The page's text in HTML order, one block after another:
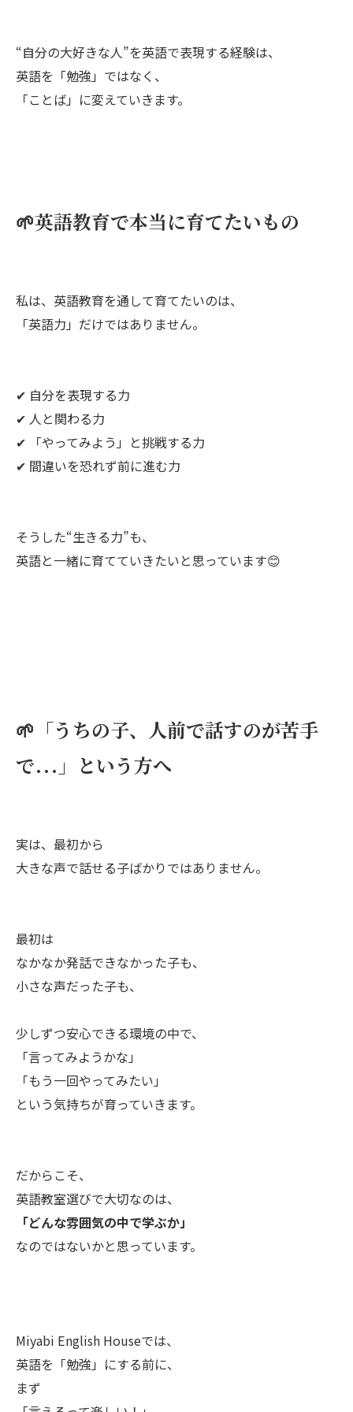
“自分の大好きな人”を英語で表現する経験は、
英語を「勉強」ではなく、
「ことば」に変えていきます。
🌱英語教育で本当に育てたいもの
私は、英語教育を通して育てたいのは、
「英語力」だけではありません。
✔ 自分を表現する力
✔ 人と関わる力
✔ 「やってみよう」と挑戦する力
✔ 間違いを恐れず前に進む力
そうした“生きる力”も、
英語と一緒に育てていきたいと思っています😊
🌱「うちの子、人前で話すのが苦手
で…」という方へ
実は、最初から
大きな声で話せる子ばかりではありません。
最初は
なかなか発話できなかった子も、
小さな声だった子も、
少しずつ安心できる環境の中で、
「言ってみようかな」
「もう一回やってみたい」
という気持ちが育っていきます。
だからこそ、
英語教室選びで大切なのは、
「どんな雰囲気の中で学ぶか」
なのではないかと思っています。
Miyabi English Houseでは、
英語を「勉強」にする前に、
まず